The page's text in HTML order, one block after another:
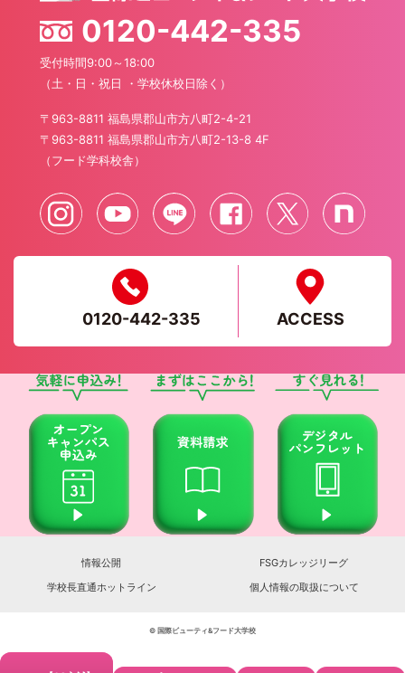
0120-442-335
受付時間9:00～18:00
（土・日・祝日 ・学校休校日除く）
〒963-8811 福島県郡山市方八町2-4-21
〒963-8811 福島県郡山市方八町2-13-8 4F
（フード学科校舎）
0120-442-335 ACCESS
情報公開
FSGカレッジリーグ
学校長直通ホットライン
個人情報の取扱について
© 国際ビューティ&フード大学校